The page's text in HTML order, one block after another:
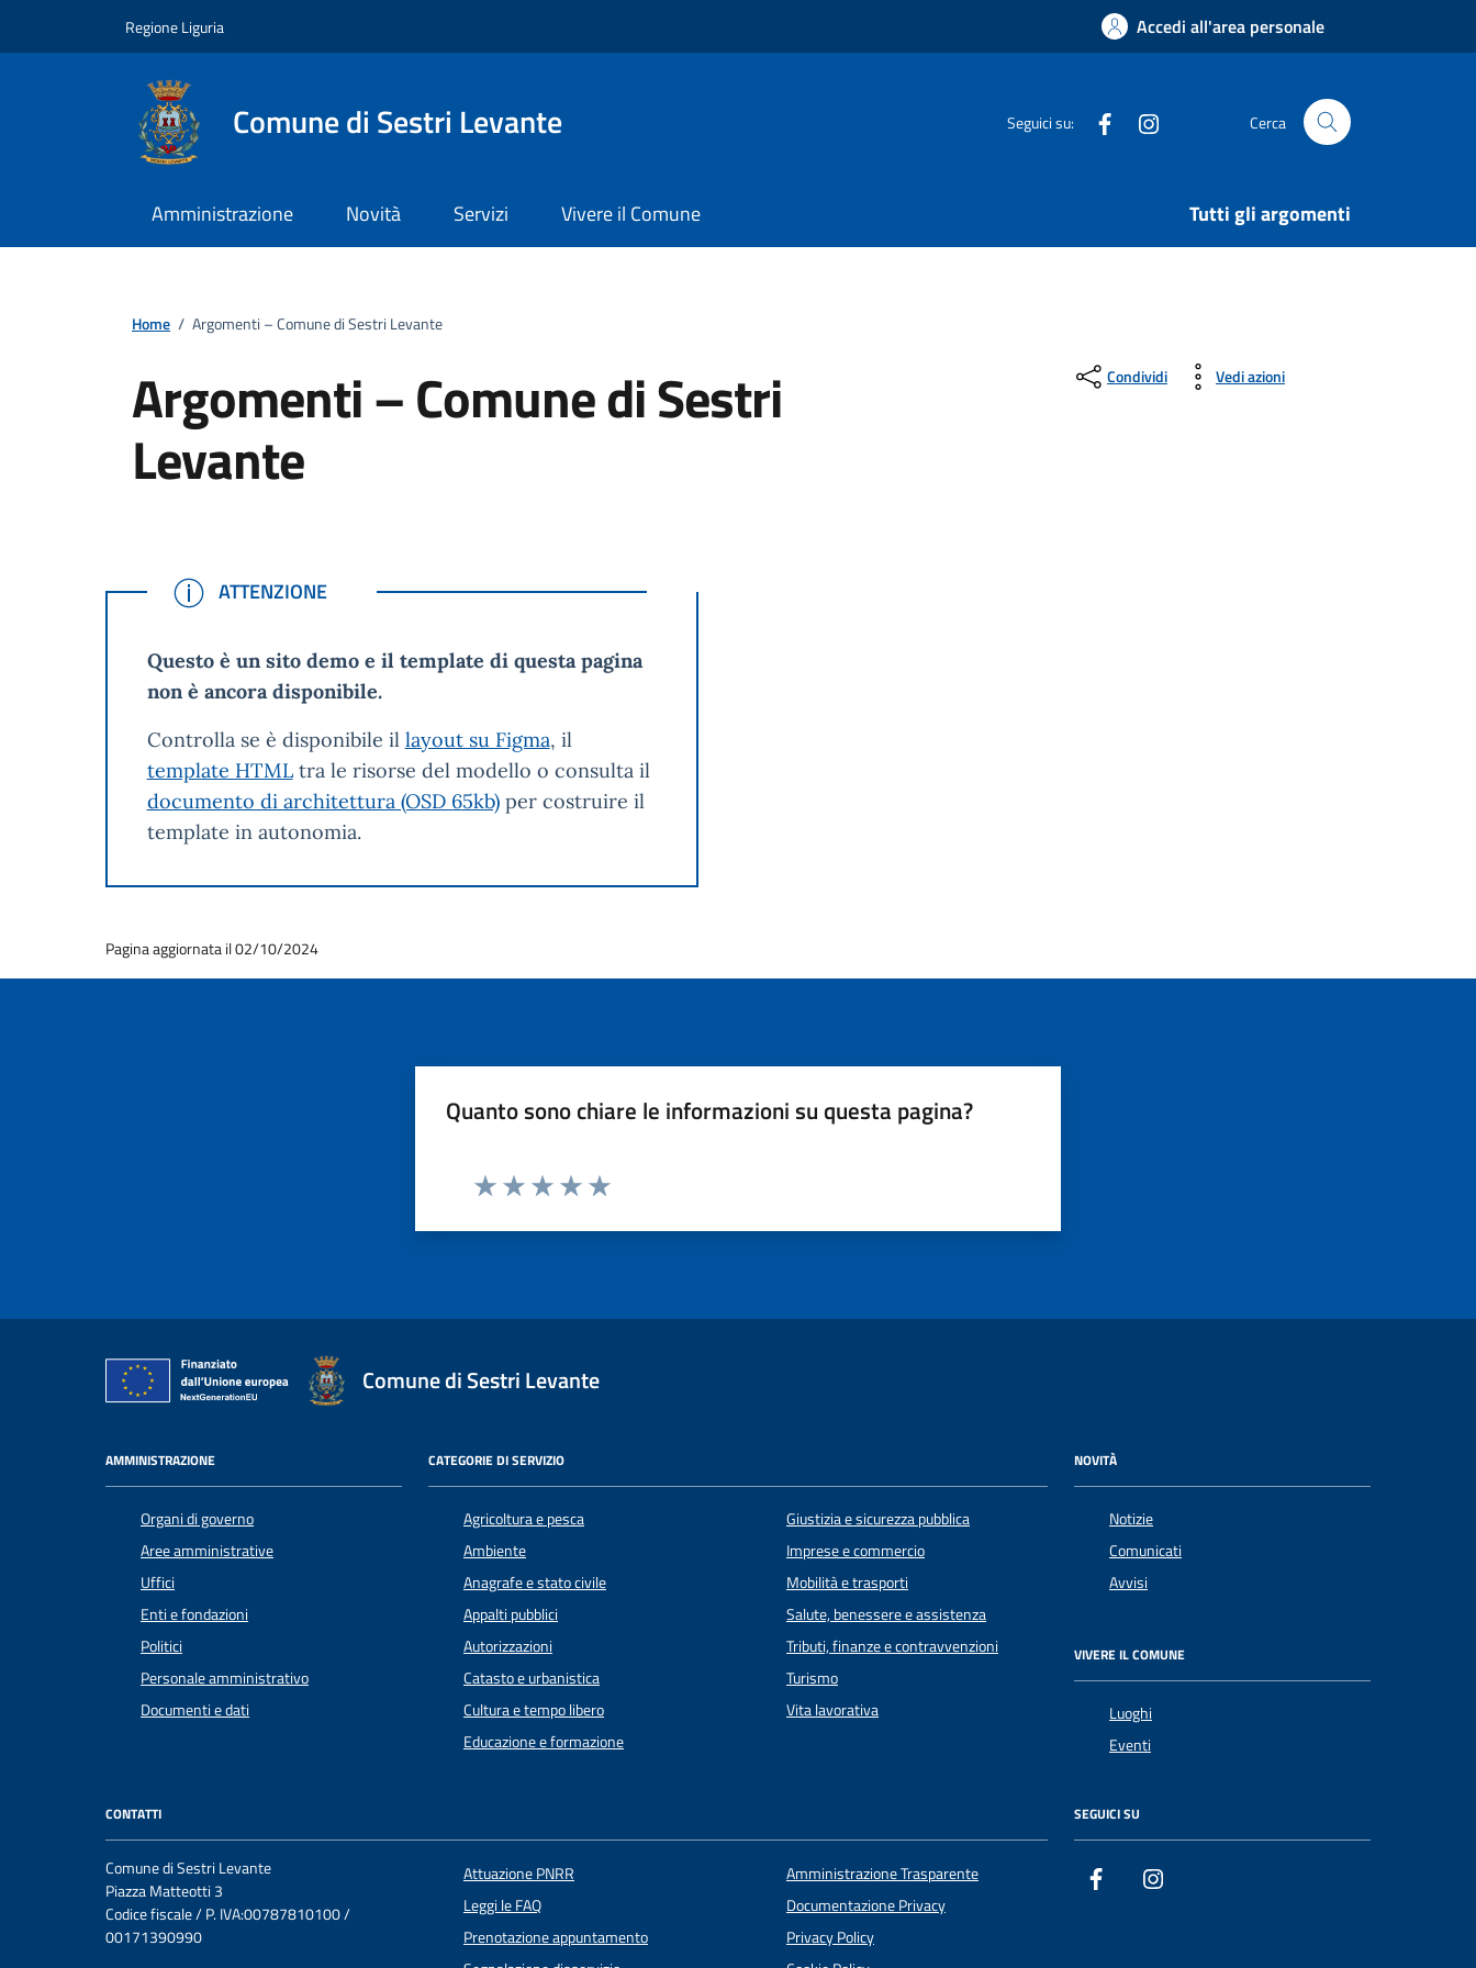
Regione Liguria Accedi all'area personale
Comune di Sestri Levante Seguici su: Facebook Cerca
Amministrazione Novità Servizi Vivere il Comune Tutti gli argomenti
Home / Argomenti – Comune di Sestri Levante
Argomenti – Comune di Sestri
Levante
Condividi Vedi azioni
ATTENZIONE
ATTENZIONE
Questo è un sito demo e il template di questa pagina
non è ancora disponibile.
Controlla se è disponibile il layout su Figma, il
template HTMLtra le risorse del modello o consulta il
documento di architettura (OSD 65kb)per costruire il
template in autonomia.
Pagina aggiornata il 02/10/2024
Quanto sono chiare le informazioni su questa pagina?
Comune di Sestri Levante
AMMINISTRAZIONE
Organi di governo
Aree amministrative
Uffici
Enti e fondazioni
Politici
Personale amministrativo
Documenti e dati
CATEGORIE DI SERVIZIO
Agricoltura e pesca
Ambiente
Anagrafe e stato civile
Appalti pubblici
Autorizzazioni
Catasto e urbanistica
Cultura e tempo libero
Educazione e formazione
Giustizia e sicurezza pubblica
Imprese e commercio
Mobilità e trasporti
Salute, benessere e assistenza
Tributi, finanze e contravvenzioni
Turismo
Vita lavorativa
NOVITÀ
Notizie
Comunicati
Avvisi
VIVERE IL COMUNE
Luoghi
Eventi
CONTATTI
Comune di Sestri Levante
Piazza Matteotti 3
Codice fiscale / P. IVA:00787810100 /
00171390990
Attuazione PNRR
Leggi le FAQ
Prenotazione appuntamento
Amministrazione Trasparente
Documentazione Privacy
Privacy Policy
SEGUICI SU
Facebook